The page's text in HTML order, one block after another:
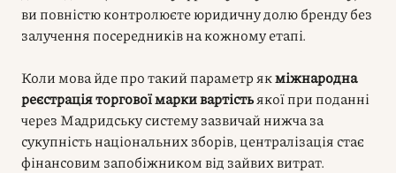
ви повністю контролюєте юридичну долю бренду без
залучення посередників на кожному етапі.
Коли мова йде про такий параметр якміжнародна
реєстрація торгової марки вартістьякої при поданні
через Мадридську систему зазвичай нижча за
сукупність національних зборів, централізація стає
фінансовим запобіжником від зайвих витрат.